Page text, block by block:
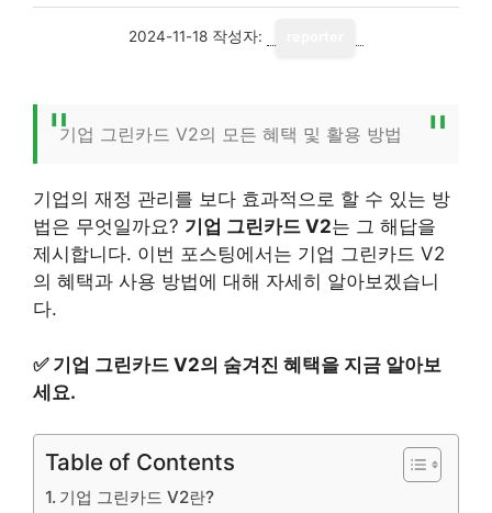
2024-11-18 작성자:
기업 그린카드 V2의 모든 혜택 및 활용 방법
기업의 재정 관리를 보다 효과적으로 할 수 있는 방
법은 무엇일까요? 기업 그린카드 V2는 그 해답을
제시합니다. 이번 포스팅에서는 기업 그린카드 V2
의 혜택과 사용 방법에 대해 자세히 알아보겠습니
다.
✅ 기업 그린카드 V2의 숨겨진 혜택을 지금 알아보
세요.
Table of Contents
기업 그린카드 V2란?